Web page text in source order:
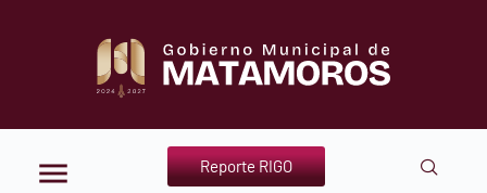
Reporte RIGO